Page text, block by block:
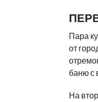
Пара
от
баню с
На